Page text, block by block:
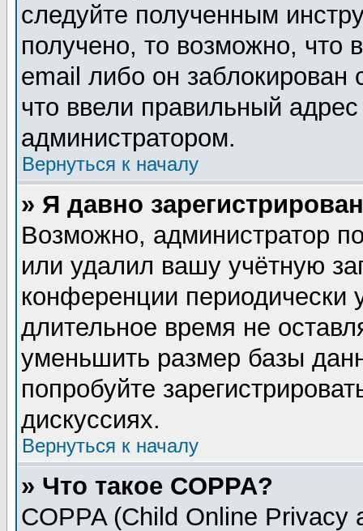
следуйте полученным
получено, то возможно, что
email либо он
что ввели правильный
администратором.
Вернуться к началу
» Я давно
Возможно, администратор
или удалил вашу учётную
конференции периодически
длительное время не
уменьшить размер базы
попробуйте
дискуссиях.
Вернуться к началу
» Что такое COPPA?
COPPA (Child Online Privacy